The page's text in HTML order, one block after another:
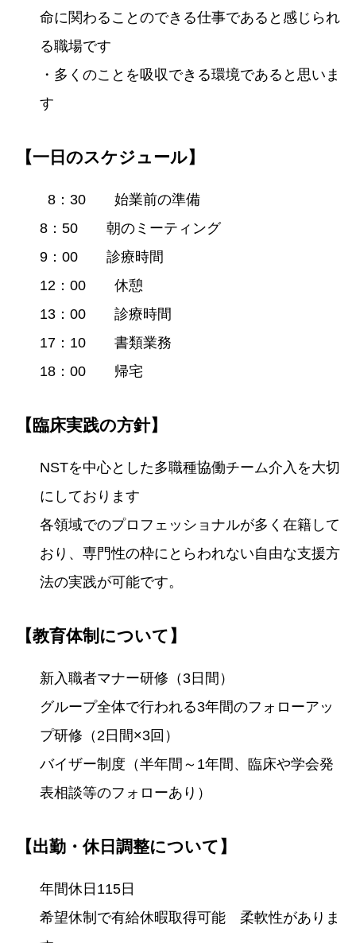
命に関わることのできる仕事であると感じられ
る職場です
・多くのことを吸収できる環境であると思いま
す
【一日のスケジュール】
8：30 始業前の準備
8：50 朝のミーティング
9：00 診療時間
12：00 休憩
13：00 診療時間
17：10 書類業務
18：00 帰宅
【臨床実践の方針】
NSTを中心とした多職種協働チーム介入を大切
にしております
各領域でのプロフェッショナルが多く在籍して
おり、専門性の枠にとらわれない自由な支援方
法の実践が可能です。
【教育体制について】
新入職者マナー研修（3日間）
グループ全体で行われる3年間のフォローアッ
プ研修（2日間×3回）
バイザー制度（半年間～1年間、臨床や学会発
表相談等のフォローあり）
【出勤・休日調整について】
年間休日115日
希望休制で有給休暇取得可能 柔軟性がありま